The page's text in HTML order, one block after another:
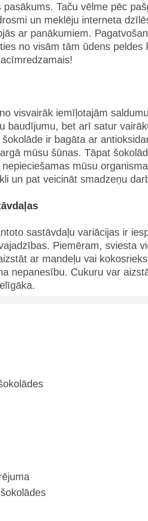
Taču vēlme pēc
un meklēju interneta
ar panākumiem.
no visām tām ūdens
visvairāk iemīļotajām
baudījumu, bet arī satur
ir bagāta ar
mūsu šūnas. Tāpat
mūsu
un pat veicināt smadzeņu
sastāvdaļu variācijas ir
Piemēram, sviesta
ar mandeļu vai
nepanesību. Cukuru var